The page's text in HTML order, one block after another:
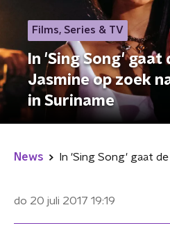
Films, Series & TV
In 'Sing Song' gaat
Jasmine op zoek
in Suriname
News
do 20 juli 2017 19:19